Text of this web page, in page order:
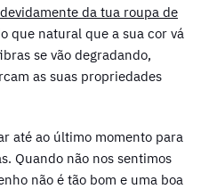
da tua roupa de
que natural que a sua cor vá
se vão degradando,
as suas propriedades
até ao último momento para
Quando não nos sentimos
não é tão bom e uma boa